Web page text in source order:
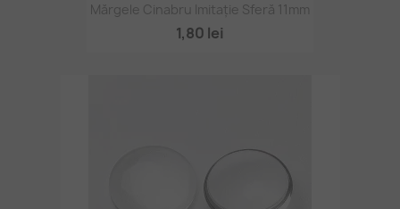
Mărgele Cinabru Imitație Sferă 11mm
1,80 lei